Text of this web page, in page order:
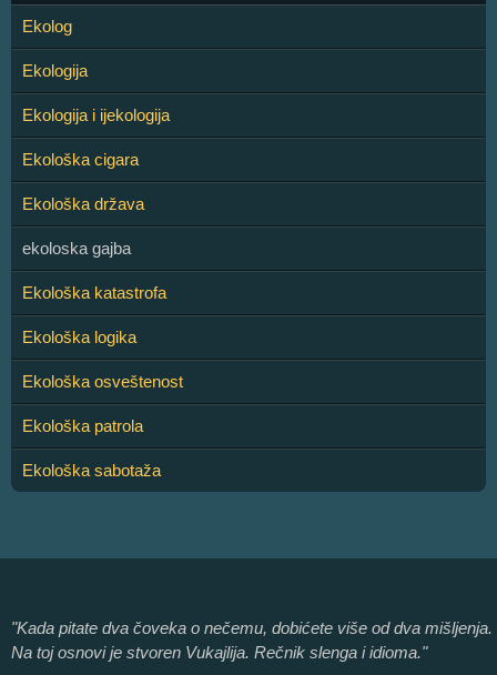
Ekolog
Ekologija
Ekologija i ijekologija
Ekološka cigara
Ekološka država
ekoloska gajba
Ekološka katastrofa
Ekološka logika
Ekološka osveštenost
Ekološka patrola
Ekološka sabotaža
"Kada pitate dva čoveka o nečemu, dobićete više od dva mišljenja.
Na toj osnovi je stvoren Vukajlija. Rečnik slenga i idioma."